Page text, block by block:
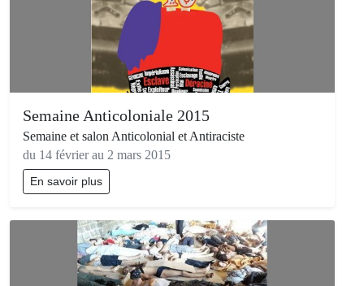
Semaine Anticoloniale 2015
Semaine et salon Anticolonial et Antiraciste
du 14 février au 2 mars 2015
En savoir plus